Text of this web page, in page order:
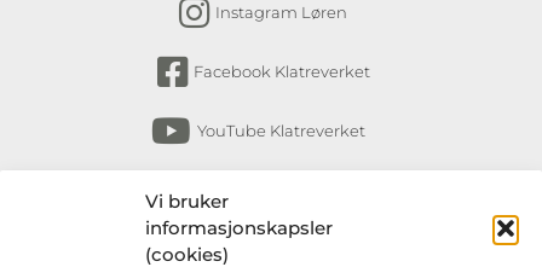
Vi bruker
informasjonskapsler
(cookies)
Instagram Løren
Facebook Klatreverket
YouTube Klatreverket
Abonner på nyhetsbrev
Få nyheter fra Klatreverket Torshov, Bryn,